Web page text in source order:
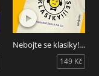
Nebojte se klasiky! Hudební škola 3 - Leoš Janáček
149 Kč